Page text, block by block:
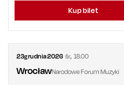
Kup bilet
23grudnia2026 śr.,18.00
WrocławNarodowe Forum Muzyki